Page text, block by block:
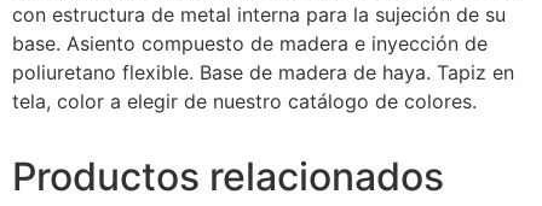
con estructura de metal interna para la sujeción de su
base. Asiento compuesto de madera e inyección de
poliuretano flexible. Base de madera de haya. Tapiz en
tela, color a elegir de nuestro catálogo de colores.
Productos relacionados